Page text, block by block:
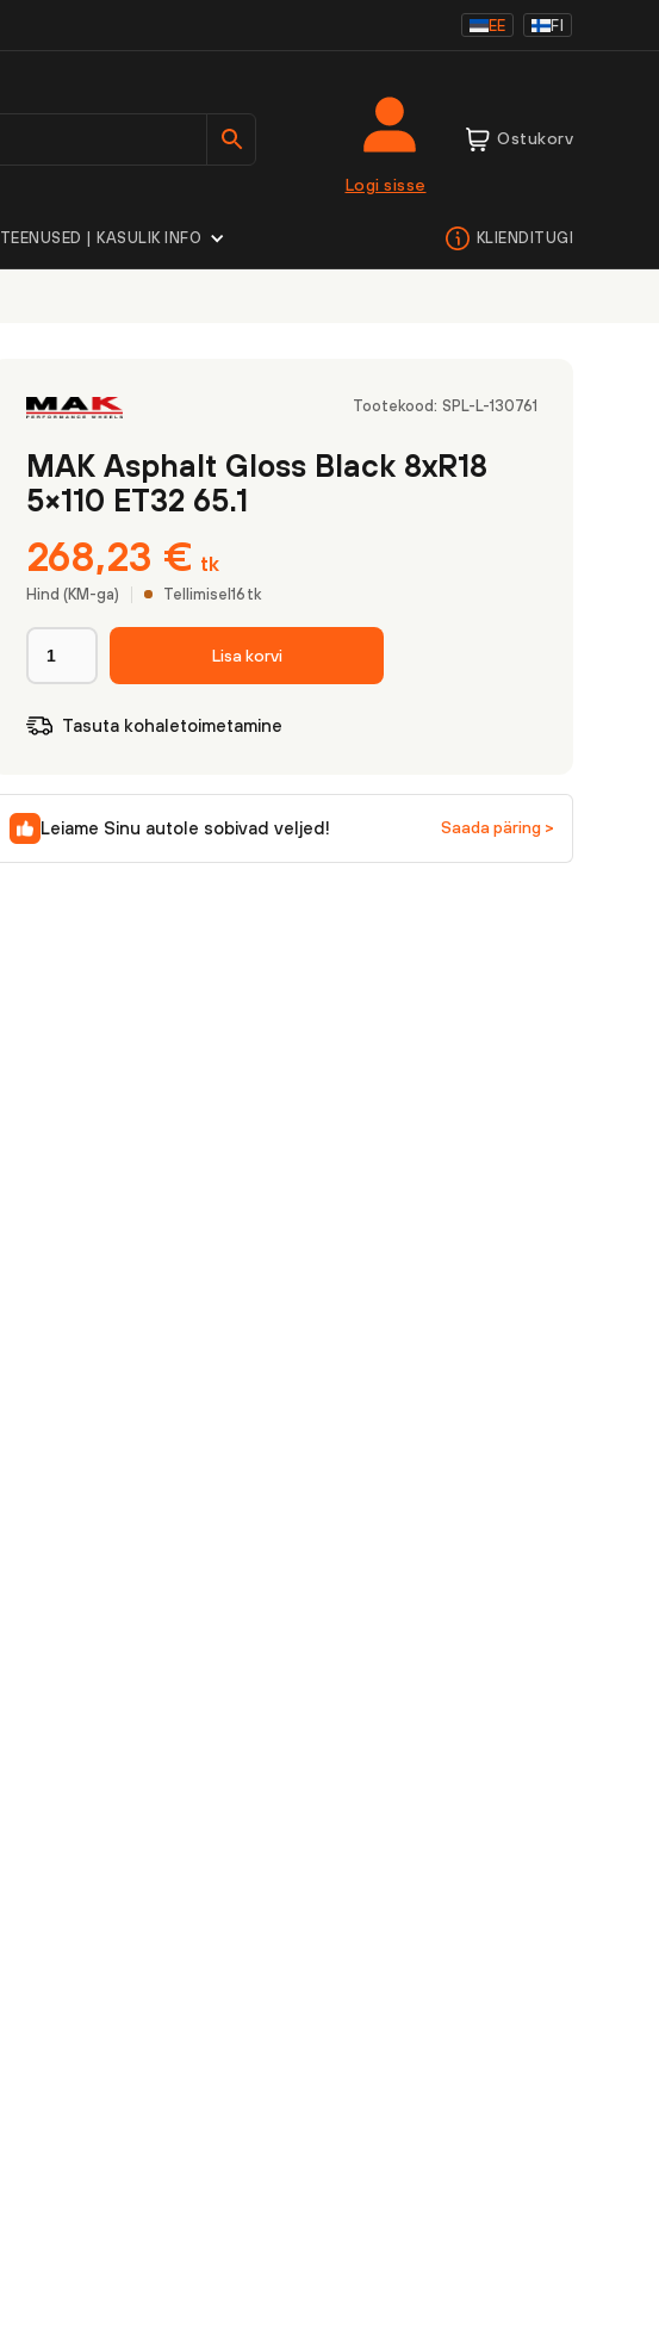
EE FI
Logi sisse
Ostukorv
TEENUSED | KASULIK INFO KLIENDITUGI
Tootekood: SPL-L-130761
MAK Asphalt Gloss Black 8xR18
5×110 ET32 65.1
268,23 € tk
Hind (KM-ga) Tellimisel16 tk
Lisa korvi
Tasuta kohaletoimetamine
Leiame Sinu autole sobivad veljed! Saada päring >